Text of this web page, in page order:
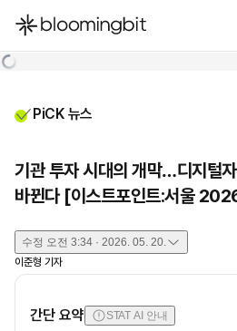
한국어
PiCK 뉴스
기관 투자 시대의 개막…디지털
바뀐다 [이스트포인트:서울
수정 오전 3:34 · 2026. 05. 20.
이준형 기자
간단 요약 STAT AI 안내